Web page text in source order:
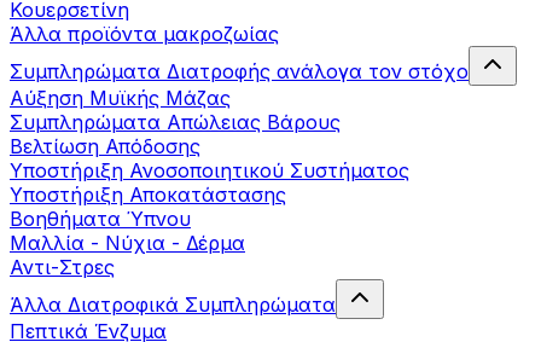
Κουερσετίνη
Άλλα προϊόντα μακροζωίας
Συμπληρώματα Διατροφής ανάλογα τον στόχο
Αύξηση Μυϊκής Μάζας
Συμπληρώματα Aπώλειας Βάρους
Βελτίωση Απόδοσης
Υποστήριξη Ανοσοποιητικού Συστήματος
Yποστήριξη Αποκατάστασης
Βοηθήματα Ύπνου
Μαλλία - Νύχια - Δέρμα
Αντι-Στρες
Άλλα Διατροφικά Συμπληρώματα
Πεπτικά Ένζυμα